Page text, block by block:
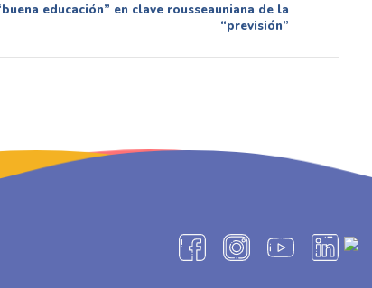
educación” en clave rousseauniana de la
“previsión”